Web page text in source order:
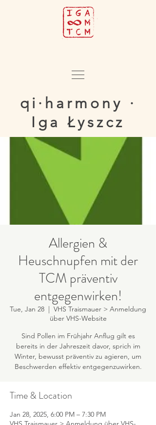
qi·harmony ·
Iga Łyszcz
Allergien &
Heuschnupfen mit der
TCM präventiv
entgegenwirken!
Tue, Jan 28
  |
VHS Traismauer > Anmeldung
über VHS-Website
Sind Pollen im Frühjahr Anflug gilt es
bereits in der Jahreszeit davor, sprich im
Winter, bewusst präventiv zu agieren, um
Beschwerden effektiv entgegenzuwirken.
Time & Location
Jan 28, 2025, 6:00 PM – 7:30 PM